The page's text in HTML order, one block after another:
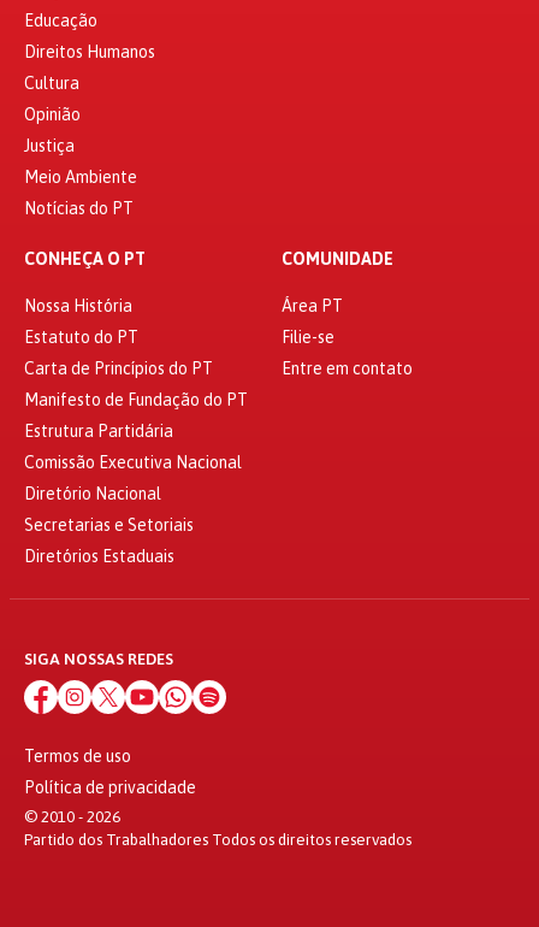
Educação
Direitos Humanos
Cultura
Opinião
Justiça
Meio Ambiente
Notícias do PT
CONHEÇA O PT
Nossa História
Estatuto do PT
Carta de Princípios do PT
Manifesto de Fundação do PT
Estrutura Partidária
Comissão Executiva Nacional
Diretório Nacional
Secretarias e Setoriais
Diretórios Estaduais
COMUNIDADE
Área PT
Filie-se
Entre em contato
SIGA NOSSAS REDES
Termos de uso
Política de privacidade
© 2010 - 2026
Partido dos Trabalhadores Todos os direitos reservados